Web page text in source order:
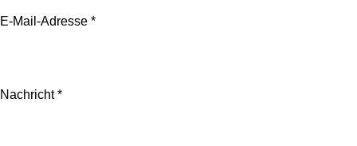
E-Mail-Adresse *
Nachricht *